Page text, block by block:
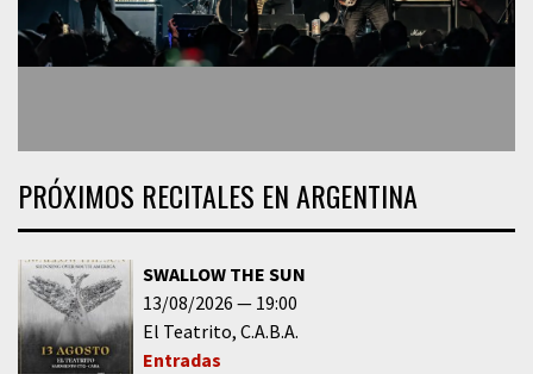
PRÓXIMOS RECITALES EN ARGENTINA
SWALLOW THE SUN
13/08/2026
19:00
El Teatrito C.A.B.A.
Entradas